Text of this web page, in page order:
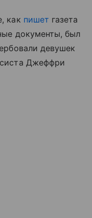
как пишет газета
документы, был
девушек
Джеффри